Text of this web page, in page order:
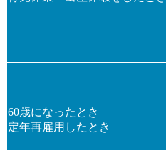
60歳になったとき
定年再雇用したとき